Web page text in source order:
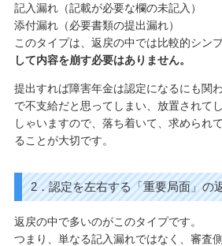
記入漏れ（記載が必要な欄の未記入）
添付漏れ（必要書類の提出漏れ）
このタイプは、返戻の中では比較的シン
して内容を崩す必要はありません。
提出すれば障害年金は認定になるにも関
で不支給だと思ってしまい、放置されて
しゃいますので、落ち着いて、求められ
ることが大切です。
2．認定を左右する「重要局面」の
返戻の中で多いのがこのタイプです。
つまり、単なる記入漏れではなく、審査